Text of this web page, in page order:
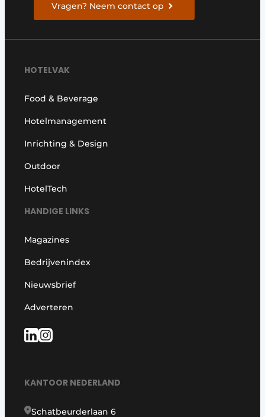
Vragen? Neem contact op
HOTELVAK
Food & Beverage
Hotelmanagement
Inrichting & Design
Outdoor
HotelTech
HANDIGE LINKS
Magazines
Bedrijvenindex
Nieuwsbrief
Adverteren
KANTOOR NEDERLAND
Schatbeurderlaan 6